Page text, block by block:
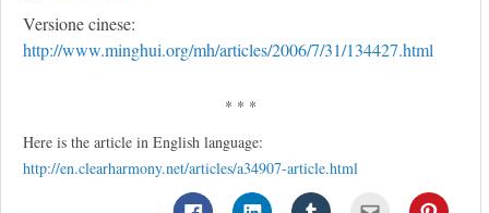
Versione cinese:
http://www.minghui.org/mh/articles/2006/7/31/134427.html
* * *
Here is the article in English language:
http://en.clearharmony.net/articles/a34907-article.html